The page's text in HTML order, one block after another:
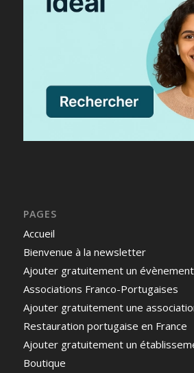
PAGES
Accueil
Bienvenue à la newsletter
Ajouter gratuitement un évènement
Associations Franco-Portugaises
Ajouter gratuitement une
Restauration portugaise en France
Ajouter gratuitement un
Boutique